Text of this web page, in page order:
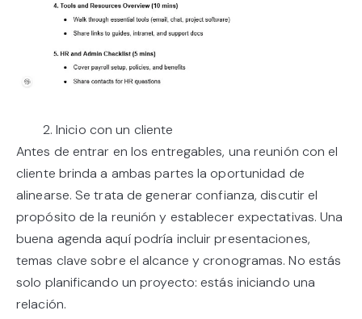
2. Inicio con un cliente
Antes de entrar en los entregables, una reunión con el
cliente brinda a ambas partes la oportunidad de
alinearse. Se trata de generar confianza, discutir el
propósito de la reunión y establecer expectativas. Una
buena agenda aquí podría incluir presentaciones,
temas clave sobre el alcance y cronogramas. No estás
solo planificando un proyecto: estás iniciando una
relación.